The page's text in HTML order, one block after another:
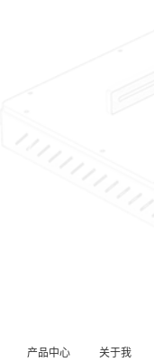
产品中心
关于我